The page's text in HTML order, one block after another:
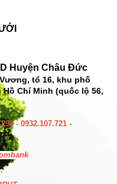
Huyện Châu Đức
tổ 16, khu phố
Hồ Chí Minh (quốc lộ 56,
- 0932.107.721 -